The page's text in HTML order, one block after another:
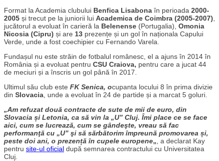
Format la Academia clubului Benfica Lisabona în perioada 2000-
2005 și trecut pe la juniorii lui Academica de Coimbra (2005-2007)
jucătorul a evoluat în carieră la Belenense (Portugalia), Omonia
Nicosia (Cipru) și are 13 prezențe și un gol în naționala Capului
Verde, unde a fost coechipier cu Fernando Varela.
Fundașul nu este străin de fotbalul românesc, el a ajuns în 2014 în
România și a evoluat pentru CSU Craiova, pentru care a jucat 44
de meciuri și a înscris un gol până în 2017.
Ultimul său club este FK Senica, ocupanta locului 8 în prima divizie
din Slovacia , unde a evoluat în 24 de partide și a marcat 5 goluri.
„Am refuzat două contracte de sute de mii de euro, din
Slovacia și Letonia, ca să vin la „U” Cluj. Îmi place ce se face
aici, cum se lucrează, cum se gândeşte, vreau să fac
performanţă cu „U” şi să sărbătorim împreună promovarea și,
peste doi ani, o prezență în cupele europene„ , a declarat Kay
pentru site-ul oficial după semnarea contractului cu Universitatea
Cluj.